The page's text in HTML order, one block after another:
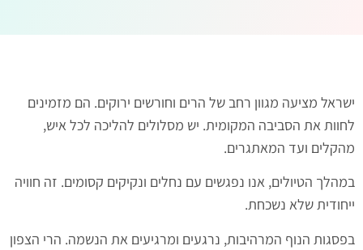
ישראל מציעה מגוון רחב של הרים וחורשים ירוקים. הם מזמינים
לחוות את הסביבה המקומית. יש מסלולים להליכה לכל איש,
מהקלים ועד המאתגרים.
במהלך הטיולים, אנו נפגשים עם נחלים ונקיקים קסומים. זה חוויה
ייחודית שלא נשכחת.
בפסגות הנוף המרהיבות, נרגעים ומרגיעים את הנשמה. הרי הצפון